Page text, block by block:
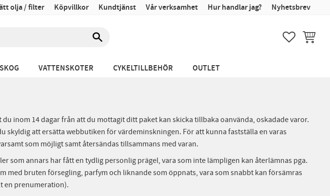
olja / filter Köpvillkor Kundtjänst Vår verksamhet Hur handlar jag? Nyhetsbrev
FAVORITER
VATTENSKOTER CYKELTILLBEHÖR OUTLET
inom 14 dagar från att du mottagit ditt paket kan skicka tillbaka oanvända, oskadade varor.
skyldig att ersätta webbutiken för värdeminskningen. För att kunna fastställa en varas
som möjligt samt återsändas tillsammans med varan.
som annars har fått en tydlig personlig prägel, vara som inte lämpligen kan återlämnas pga.
bruten försegling, parfym och liknande som öppnats, vara som snabbt kan försämras
en prenumeration).